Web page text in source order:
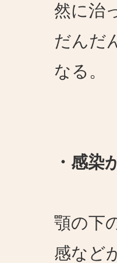
然に治
だんだ
なる。
・感染
顎の下
感など